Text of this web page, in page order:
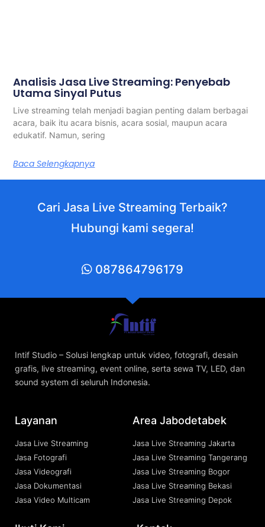
Analisis Jasa Live Streaming: Penyebab
Utama Sinyal Putus
Live streaming telah menjadi bagian penting dalam berbagai
acara, baik itu acara bisnis, acara sosial, maupun acara
edukatif. Namun, sering
Baca Selengkapnya
Cari Jasa Live Streaming Terbaik?
Hubungi kami segera!
087864796179
Intif Studio – Solusi lengkap untuk video, fotografi, desain
grafis, live streaming, event online, serta sewa TV, LED, dan
sound system di seluruh Indonesia.
Layanan
Jasa Live Streaming
Jasa Fotografi
Jasa Videografi
Jasa Dokumentasi
Jasa Video Multicam
Area Jabodetabek
Jasa Live Streaming Jakarta
Jasa Live Streaming Tangerang
Jasa Live Streaming Bogor
Jasa Live Streaming Bekasi
Jasa Live Streaming Depok